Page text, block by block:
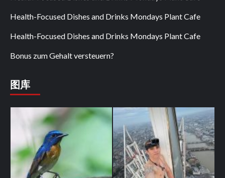
Health-Focused Dishes and Drinks Mondays Plant Cafe
Health-Focused Dishes and Drinks Mondays Plant Cafe
Bonus zum Gehalt versteuern?
图库